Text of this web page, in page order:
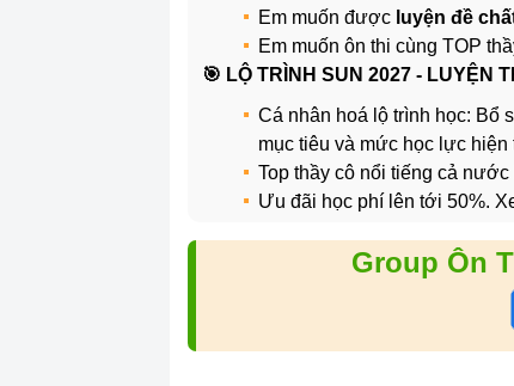
Em muốn được luyện đề
Em muốn ôn thi cùng TOP
️🎯 LỘ TRÌNH SUN 2027 - LUYỆN
Cá nhân hoá lộ trình học: Bổ
mục tiêu và mức học lực hiện
Top thầy cô nổi tiếng cả
Ưu đãi học phí lên tới 50%.
Group Ôn